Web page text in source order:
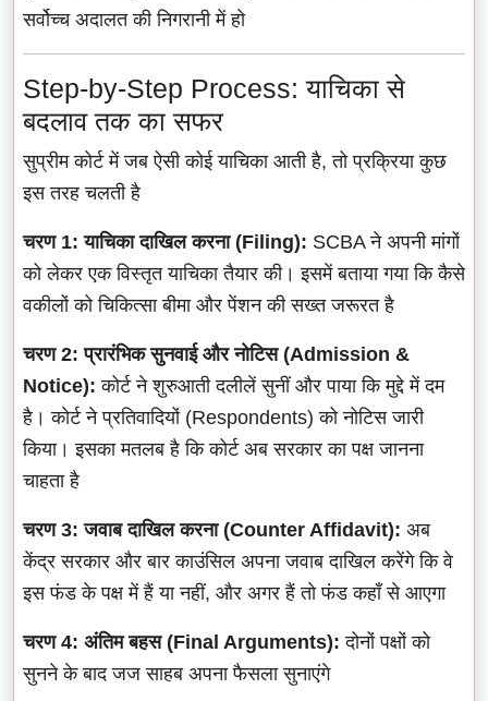
सर्वोच्च अदालत की निगरानी में हो
Step-by-Step Process: याचिका से
बदलाव तक का सफर
सुप्रीम कोर्ट में जब ऐसी कोई याचिका आती है, तो प्रक्रिया कुछ
इस तरह चलती है
चरण 1: याचिका दाखिल करना (Filing): SCBA ने अपनी मांगों
को लेकर एक विस्तृत याचिका तैयार की। इसमें बताया गया कि कैसे
वकीलों को चिकित्सा बीमा और पेंशन की सख्त जरूरत है
चरण 2: प्रारंभिक सुनवाई और नोटिस (Admission &
Notice):कोर्ट ने शुरुआती दलीलें सुनीं और पाया कि मुद्दे में दम
है। कोर्ट ने प्रतिवादियों (Respondents) को नोटिस जारी
किया। इसका मतलब है कि कोर्ट अब सरकार का पक्ष जानना
चाहता है
चरण 3: जवाब दाखिल करना (Counter Affidavit): अब
केंद्र सरकार और बार काउंसिल अपना जवाब दाखिल करेंगे कि वे
इस फंड के पक्ष में हैं या नहीं, और अगर हैं तो फंड कहाँ से आएगा
चरण 4: अंतिम बहस (Final Arguments):दोनों पक्षों को
सुनने के बाद जज साहब अपना फैसला सुनाएंगे